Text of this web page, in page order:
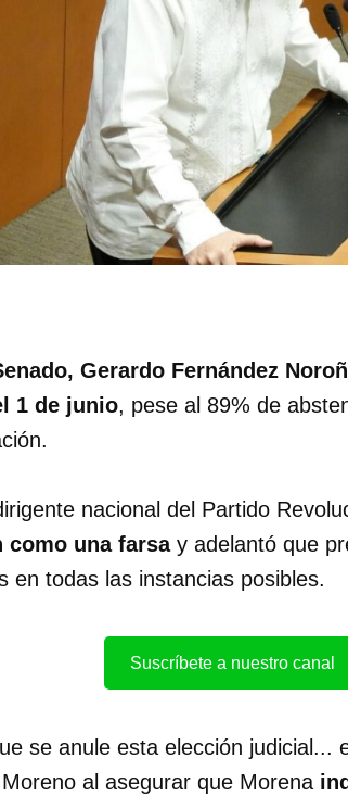
Gerardo Fernández
1 de junio, pese al 89% de
nacional del Partido
una farsay adelantó que
en todas las instancias posibles.
Suscríbete a nuestro canal
se anule esta elección judicial...
al asegurar que Morena